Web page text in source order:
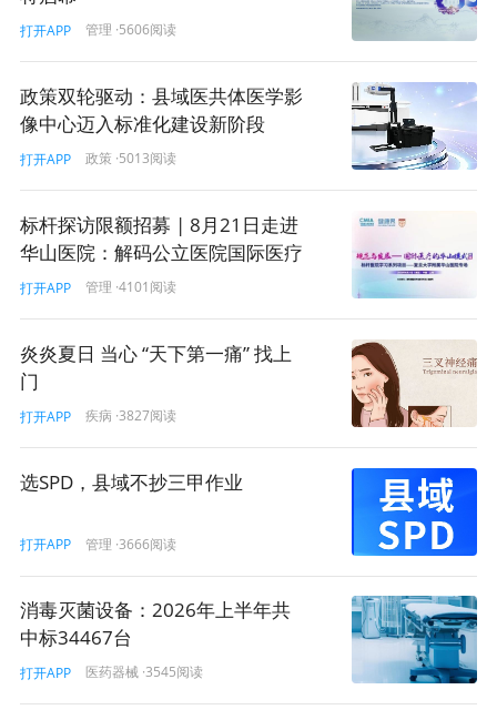
国家卫生健康委主任 雷海潮:
各位媒体朋友，女士们、先生们，大家上午好！首
予的关心、帮助和支持。
“十四五”时期卫生健康工作度过了极不平凡的五年。在
以习近平同志为核心的党中央坚强领导下，党对卫生健康
工作的领导全面加强，制度优势充分发挥，卫生健康服务
的能力水平、可及性、公平性都得到了持续改善和提升，
特别是人民群众所看重的健康水平也得到了持续地改善。
第一方面，我们坚持预防为主，建成了世界上规模最
大的疾病预防控制体系。持续开展爱国卫生运动，广大人
打开APP 管理 ·5606阅读
政策双轮驱动：县域医共体医学影
像中心迈入标准化建设新阶段
打开APP 政策 ·5013阅读
标杆探访限额招募 | 8月21日走进
华山医院：解码公立医院国际医疗
服务的实践方法论！
打开APP 管理 ·4101阅读
炎炎夏日 当心 “天下第一痛” 找上
门
打开APP 疾病 ·3827阅读
选SPD，县域不抄三甲作业
打开APP 管理 ·3666阅读
消毒灭菌设备：2026年上半年共
中标34467台
打开APP 医药器械 ·3545阅读